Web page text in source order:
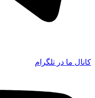
کانال ما در تلگرام